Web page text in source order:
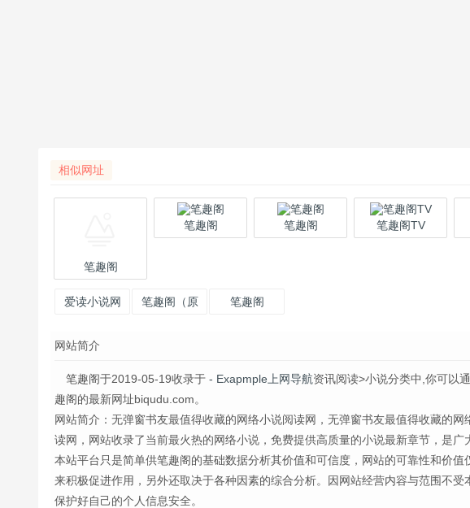
相似网址
笔趣阁
笔趣阁 笔趣阁 笔趣阁TV
爱读小说网
笔趣阁（原
笔趣阁
网站简介
笔趣阁于2019-05-19收录于 - Exapmple上网导航资讯阅读>小说分类中,你可以
趣阁的最新网址biqudu.com。
网站简介：无弹窗书友最值得收藏的网络小说阅读网，无弹窗书友最值得收藏的
读网，网站收录了当前最火热的网络小说，免费提供高质量的小说最新章节，是广
本站平台只是简单供笔趣阁的基础数据分析其价值和可信度，网站的可靠性和价
来积极促进作用，另外还取决于各种因素的综合分析。因网站经营内容与范围不
保护好自己的个人信息安全。